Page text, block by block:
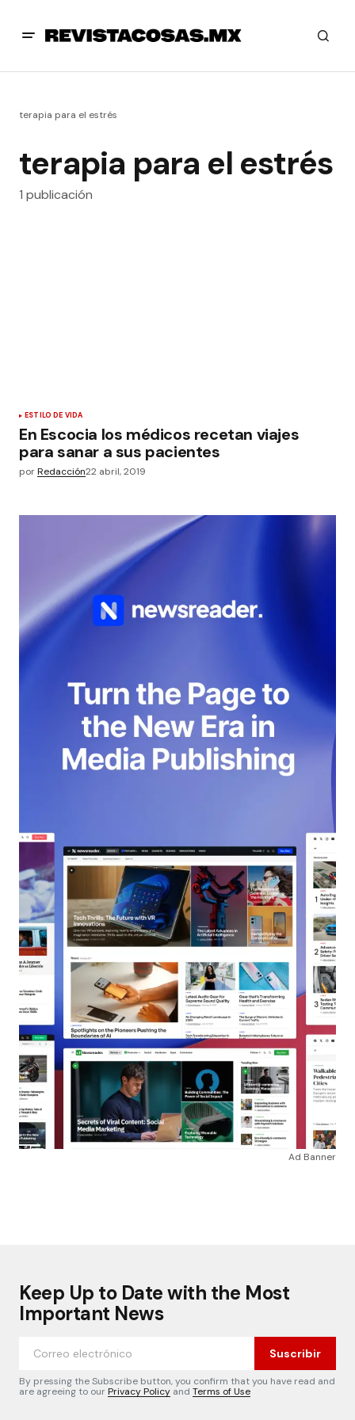
terapia para el estrés
terapia para el estrés
1 publicación
ESTILO DE VIDA
En Escocia los médicos recetan viajes
para sanar a sus pacientes
porRedacción22 abril, 2019
Ad Banner
Keep Up to Date with the Most
Important News
Suscribir
By pressing the Subscribe button, you confirm that you have read and
are agreeing to ourPrivacy Policy and Terms of Use